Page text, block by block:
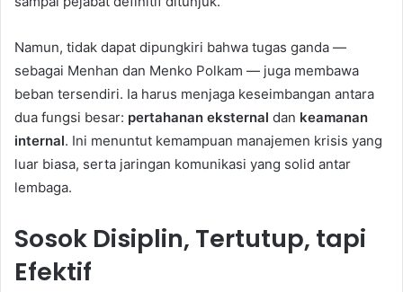
Namun, tidak dapat dipungkiri bahwa tugas ganda —
sebagai Menhan dan Menko Polkam — juga membawa
beban tersendiri. Ia harus menjaga keseimbangan antara
dua fungsi besar: pertahanan eksternal dan keamanan
internal. Ini menuntut kemampuan manajemen krisis yang
luar biasa, serta jaringan komunikasi yang solid antar
lembaga.
Sosok Disiplin, Tertutup, tapi
Efektif